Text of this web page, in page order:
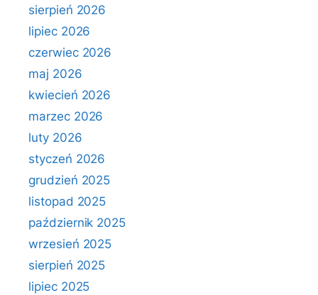
sierpień 2026
lipiec 2026
czerwiec 2026
maj 2026
kwiecień 2026
marzec 2026
luty 2026
styczeń 2026
grudzień 2025
listopad 2025
październik 2025
wrzesień 2025
sierpień 2025
lipiec 2025